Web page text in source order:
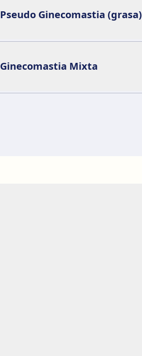
Pseudo Ginecomastia (grasa)
Ginecomastia Mixta